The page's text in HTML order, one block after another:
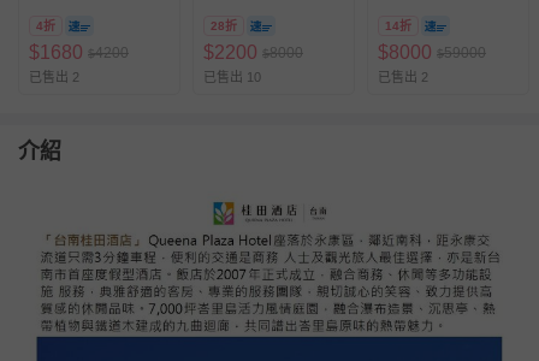
4折
$1680 $4200
已售出 2
28折
$2200 $8000
已售出 10
14折
$8000 $59000
已售出 2
介紹